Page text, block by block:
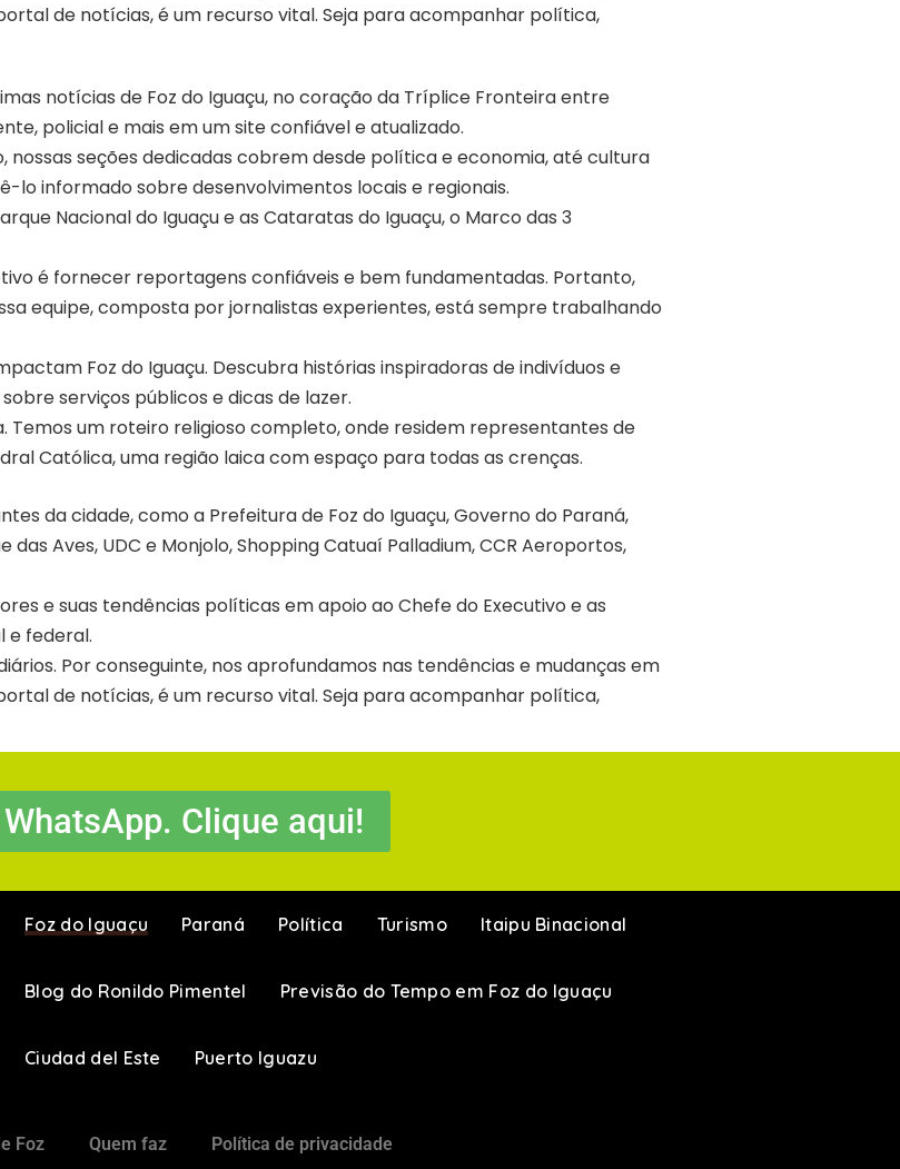
de notícias, é um recurso vital. Seja para acompanhar política,
notícias de Foz do Iguaçu, no coração da Tríplice Fronteira entre
policial e mais em um site confiável e atualizado.
nossas seções dedicadas cobrem desde política e economia, até cultura
informado sobre desenvolvimentos locais e regionais.
Nacional do Iguaçu e as Cataratas do Iguaçu, o Marco das 3
é fornecer reportagens confiáveis e bem fundamentadas. Portanto,
equipe, composta por jornalistas experientes, está sempre trabalhando
Foz do Iguaçu. Descubra histórias inspiradoras de indivíduos e
serviços públicos e dicas de lazer.
Temos um roteiro religioso completo, onde residem representantes de
Católica, uma região laica com espaço para todas as crenças.
da cidade, como a Prefeitura de Foz do Iguaçu, Governo do Paraná,
Aves, UDC e Monjolo, Shopping Catuaí Palladium, CCR Aeroportos,
e suas tendências políticas em apoio ao Chefe do Executivo e as
e federal.
Por conseguinte, nos aprofundamos nas tendências e mudanças em
de notícias, é um recurso vital. Seja para acompanhar política,
Clique aqui!
Foz do Iguaçu Paraná Política Turismo Itaipu Binacional
Blog do Ronildo Pimentel Previsão do Tempo em Foz do Iguaçu
Ciudad del Este Puerto Iguazu
Foz Quem faz Política de privacidade